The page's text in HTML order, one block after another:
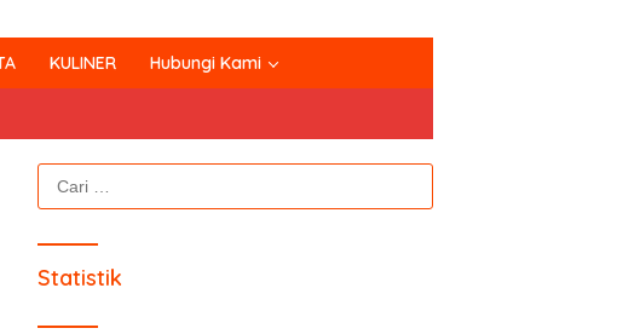
KULINER Hubungi Kami
Cari
untuk:
Statistik